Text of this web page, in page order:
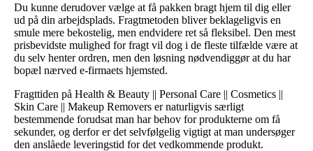
Du kunne derudover vælge at få pakken bragt hjem til dig eller
ud på din arbejdsplads. Fragtmetoden bliver beklageligvis en
smule mere bekostelig, men endvidere ret så fleksibel. Den mest
prisbevidste mulighed for fragt vil dog i de fleste tilfælde være at
du selv henter ordren, men den løsning nødvendiggør at du har
bopæl nærved e-firmaets hjemsted.
Fragttiden på Health & Beauty || Personal Care || Cosmetics ||
Skin Care || Makeup Removers er naturligvis særligt
bestemmende forudsat man har behov for produkterne om få
sekunder, og derfor er det selvfølgelig vigtigt at man undersøger
den anslåede leveringstid for det vedkommende produkt.